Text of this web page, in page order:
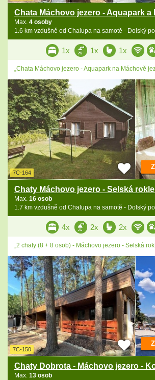
Chata Máchovo jezero - Aquapark a
Max. 4 osoby
1.6 km vzdušně od Chalupa na samotě - Dolský
1x 1x 1x
„Chata Máchovo jezero - Aquapark na Máchově
7C-164
Chaty Máchovo jezero - Selská
Max. 16 osob
1.7 km vzdušně od Chalupa na samotě - Dolský
4x 2x 2x
„2 chaty (8 + 8 osob) - Máchovo jezero - Selská
7C-150
Chaty Dobrota - Máchovo jezero -
Max. 13 osob